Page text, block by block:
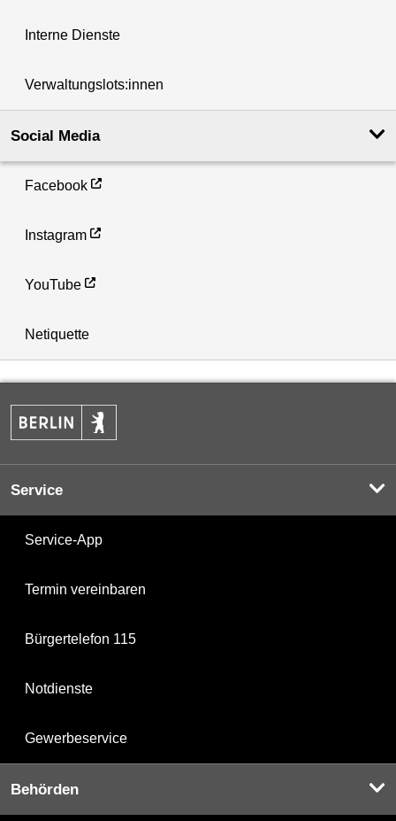
Interne Dienste
Verwaltungslots:innen
Social Media
Facebook
Instagram
YouTube
Netiquette
Service
Service-App
Termin vereinbaren
Bürgertelefon 115
Notdienste
Gewerbeservice
Behörden